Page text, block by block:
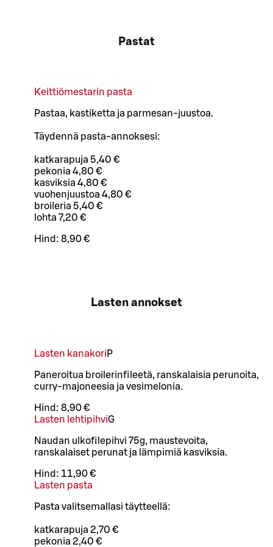
Pastat
Keittiömestarin pasta
Pastaa, kastiketta ja parmesan-juustoa.
Täydennä pasta-annoksesi:
katkarapuja 5,40 €
pekonia 4,80 €
kasviksia 4,80 €
vuohenjuustoa 4,80 €
broileria 5,40 €
lohta 7,20 €
Hind: 8,90 €
Lasten annokset
Lasten kanakori P
Paneroitua broilerinfileetä, ranskalaisia perunoita,
curry-majoneesia ja vesimelonia.
Hind: 8,90 €
Lasten lehtipihviG
Naudan ulkofilepihvi 75g, maustevoita,
ranskalaiset perunat ja lämpimiä kasviksia.
Hind: 11,90 €
Lasten pasta
Pasta valitsemallasi täytteellä:
katkarapuja 2,70 €
pekonia 2,40 €